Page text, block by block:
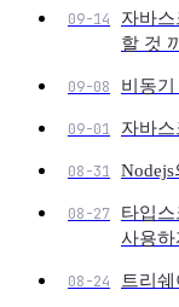
09-14
자바
할 것
09-08 비동기
09-01 자바
08-31 Nodejs
08-27
타입
사용하
08-24 트리